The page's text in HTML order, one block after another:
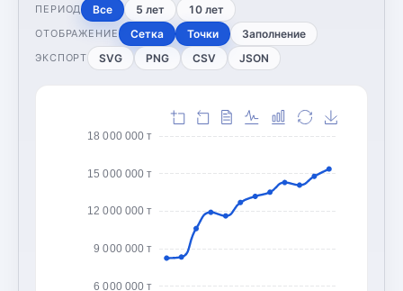
ПЕРИОД Все 5 лет 10 лет
ОТОБРАЖЕНИЕ Сетка Точки Заполнение
ЭКСПОРТ SVG PNG CSV JSON
6 000 000 т
9 000 000 т
12 000 000 т
15 000 000 т
18 000 000 т